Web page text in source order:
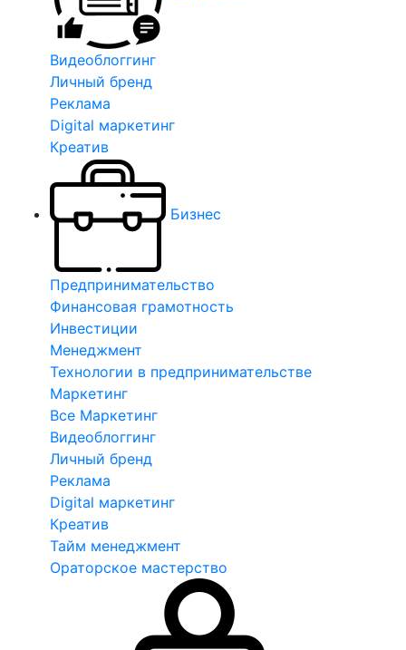
Видеоблоггинг
Личный бренд
Реклама
Digital маркетинг
Креатив
Бизнес
Предпринимательство
Финансовая грамотность
Инвестиции
Менеджмент
Технологии в предпринимательстве
Маркетинг
Все Маркетинг
Видеоблоггинг
Личный бренд
Реклама
Digital маркетинг
Креатив
Тайм менеджмент
Ораторское мастерство